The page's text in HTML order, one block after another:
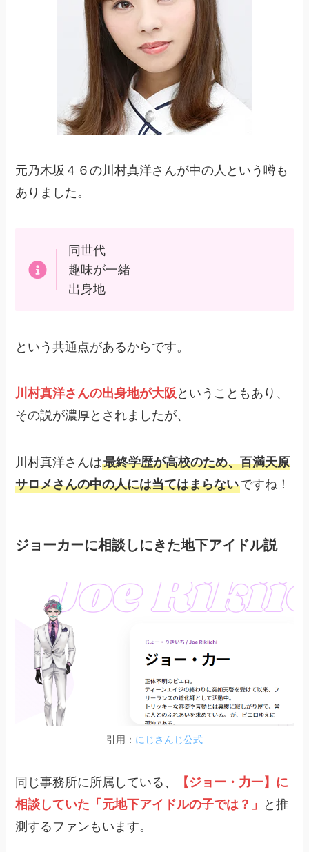
元乃木坂４６の川村真洋さんが中の人という噂も
ありました。
同世代
趣味が一緒
出身地
という共通点があるからです。
川村真洋さんの出身地が大阪 ということもあり、
その説が濃厚とされましたが、
川村真洋さんは最終学歴が高校のため、百満天原
サロメさんの中の人には当てはまらないですね！
ジョーカーに相談しにきた地下アイドル説
引用： にじさんじ公式
同じ事務所に所属している、
【ジョー・力一】に
相談していた「元地下アイドルの子では？」
と推
測するファンもいます。